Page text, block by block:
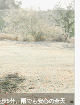
5分、雨でも安心の全天